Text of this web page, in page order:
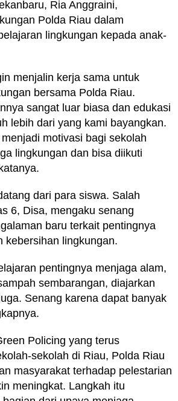
Ria Anggraini,
Polda Riau dalam
lingkungan kepada anak-
menjalin kerja sama untuk
bersama Polda Riau.
sangat luar biasa dan edukasi
lebih dari yang kami bayangkan.
motivasi bagi sekolah
lingkungan dan bisa diikuti
dari para siswa. Salah
6, Disa, mengaku senang
baru terkait pentingnya
kebersihan lingkungan.
pentingnya menjaga alam,
sembarangan, diajarkan
Senang karena dapat banyak
Policing yang terus
sekolah di Riau, Polda Riau
masyarakat terhadap pelestarian
meningkat. Langkah itu